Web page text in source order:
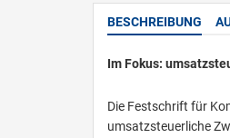
BESCHREIBUNG
Im Fokus:
Die Festschrift für
umsatzsteuerliche